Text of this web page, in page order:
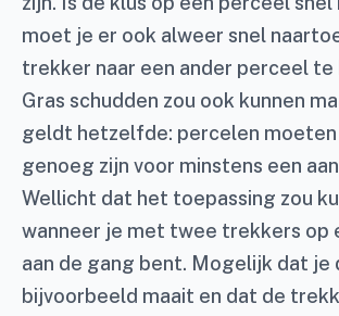
moet je er ook alweer snel
trekker naar een ander perceel te
Gras schudden zou ook kunnen
geldt hetzelfde: percelen
genoeg zijn voor minstens een
Wellicht dat het toepassing zou
wanneer je met twee trekkers op
aan de gang bent. Mogelijk dat je
bijvoorbeeld maait en dat de